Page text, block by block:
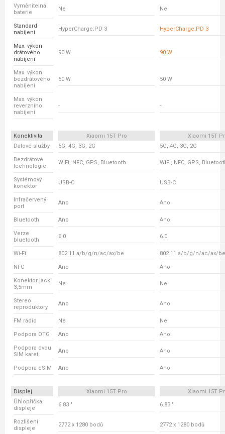
Vyměnitelná
baterie
Ne Ne
Standard
nabíjení
HyperCharge;PD 3 HyperCharge;PD 3
Max. výkon
drátového
nabíjení
90 W 90 W
Max. výkon
bezdrátového
nabíjení
50 W 50 W
Max. výkon
reverzního
nabíjení
- -
Konektivita Xiaomi 15T Pro
Xiaomi 15T
Datové služby
5G, 4G, 3G, 2G 5G, 4G, 3G, 2G
Bezdrátové
technologie
WiFi, NFC, GPS, Bluetooth WiFi, NFC, GPS,
Systémový
konektor
USB-C USB-C
Infračervený
port
Ano Ano
Bluetooth Ano Ano
Verze
bluetooth
6.0 6.0
Wi-Fi 802.11 a/b/g/n/ac/ax/be 802.11 a/b/g/n/ac/ax/be
NFC Ano Ano
Konektor jack
3,5mm
Ne Ne
Stereo
reproduktory
Ano Ano
FM rádio Ne Ne
Podpora OTG Ano Ano
Podpora dvou
SIM karet
Ano Ano
Podpora eSIM Ano Ano
Displej Xiaomi 15T Pro
Xiaomi 15T
Úhlopříčka
displeje
6.83 " 6.83 "
Rozlišení
displeje
2772 x 1280 bodů 2772 x 1280 bodů